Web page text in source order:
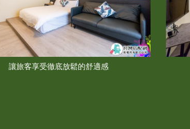
讓旅客享受徹底放鬆的舒適感